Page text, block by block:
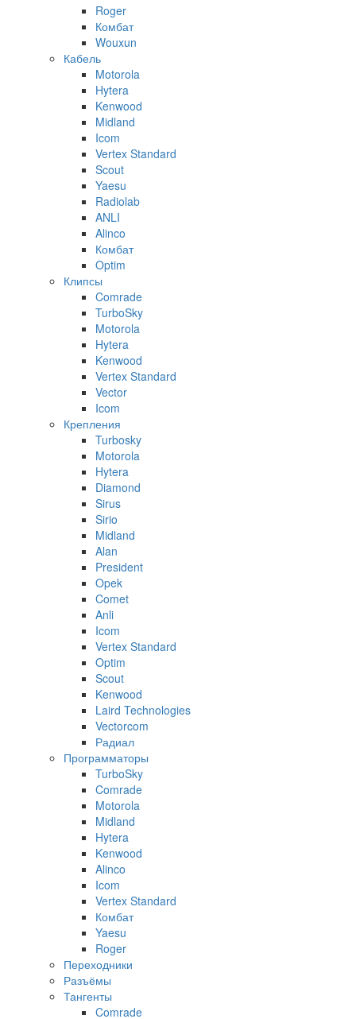
Roger
Комбат
Wouxun
Кабель
Motorola
Hytera
Kenwood
Midland
Icom
Vertex Standard
Scout
Yaesu
Radiolab
ANLI
Alinco
Комбат
Optim
Клипсы
Comrade
TurboSky
Motorola
Hytera
Kenwood
Vertex Standard
Vector
Icom
Крепления
Turbosky
Motorola
Hytera
Diamond
Sirus
Sirio
Midland
Alan
President
Opek
Comet
Anli
Icom
Vertex Standard
Optim
Scout
Kenwood
Laird Technologies
Vectorcom
Радиал
Программаторы
TurboSky
Comrade
Motorola
Midland
Hytera
Kenwood
Alinco
Icom
Vertex Standard
Комбат
Yaesu
Roger
Переходники
Разъёмы
Тангенты
Comrade